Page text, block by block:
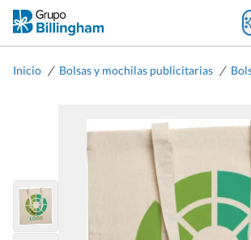
Inicio / Bolsas y mochilas publicitarias /